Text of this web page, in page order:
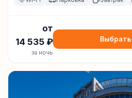
от
14 535 ₽
за ночь